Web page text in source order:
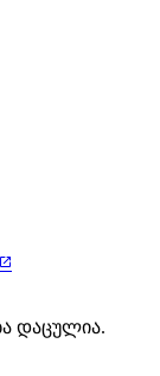

დაცულია.